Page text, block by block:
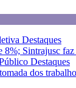
Destaques
8%; Sintrajusc
Destaques
dos